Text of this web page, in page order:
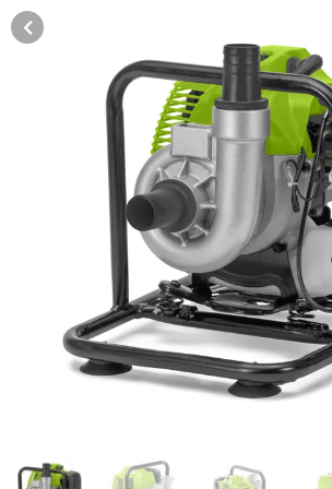
Pomoć
Kupovina na rate
Sve je lakše kad se